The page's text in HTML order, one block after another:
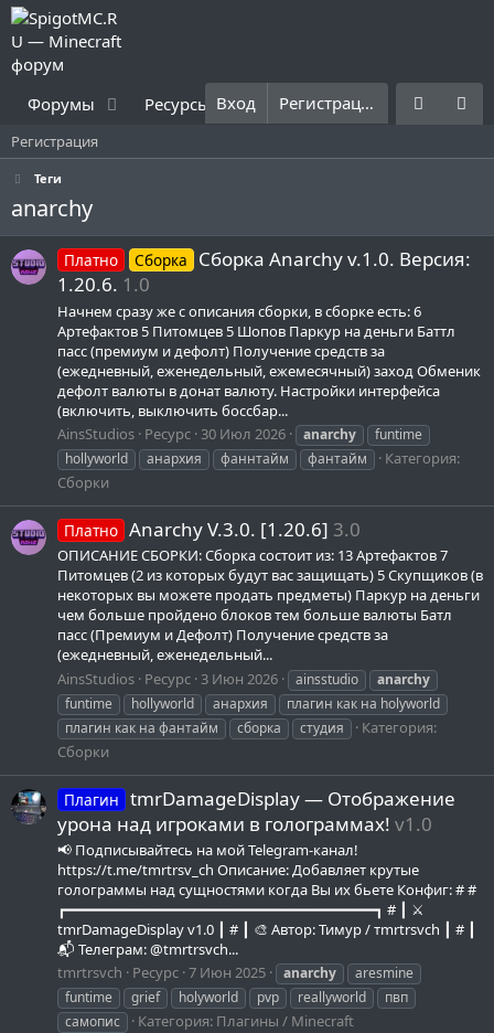
Форумы Ресурсы Что нового? Правила
Вход Регистрация
Регистрация
Теги
anarchy
Платно Сборка
Сборка Anarchy v.1.0. Версия:
1.20.6. 1.0
Начнем сразу же с описания сборки, в сборке есть: 6
Артефактов 5 Питомцев 5 Шопов Паркур на деньги Баттл
пасс (премиум и дефолт) Получение средств за
(ежедневный, еженедельный, ежемесячный) заход Обменик
дефолт валюты в донат валюту. Настройки интерфейса
(включить, выключить боссбар...
AinsStudios Ресурс 30 Июл 2026 anarchy
funtime
hollyworld
анархия фаннтайм фантайм
Категория:
Сборки
Платно Anarchy V.3.0. [1.20.6] 3.0
ОПИСАНИЕ СБОРКИ: Сборка состоит из: 13 Артефактов 7
Питомцев (2 из которых будут вас защищать) 5 Скупщиков (в
некоторых вы можете продать предметы) Паркур на деньги
чем больше пройдено блоков тем больше валюты Батл
пасс (Премиум и Дефолт) Получение средств за
(ежедневный, еженедельный...
AinsStudios Ресурс 3 Июн 2026 ainsstudio
anarchy
funtime
hollyworld анархия
плагин как на holyworld
плагин как на фантайм
сборка студия
Категория:
Сборки
Плагин tmrDamageDisplay — Отображение
урона над игроками в голограммах! v1.0
📢 Подписывайтесь на мой Telegram-канал!
https://t.me/tmrtrsv_ch Описание: Добавляет крутые
голограммы над сущностями когда Вы их бьете Конфиг: # #
┏━━━━━━━━━━━━━━━━━━━━━━━━━━━━━━━━━━━┓ # ┃ ⚔️
tmrDamageDisplay v1.0 ┃ # ┃ 🎨 Автор: Тимур / тmrtrsvch ┃ # ┃
📬 Телеграм: @tmrtrsvch...
tmrtrsvch
Ресурс 7 Июн 2025 anarchy
aresmine
funtime
grief holyworld pvp reallyworld
пвп
самопис
Категория: Плагины / Minecraft